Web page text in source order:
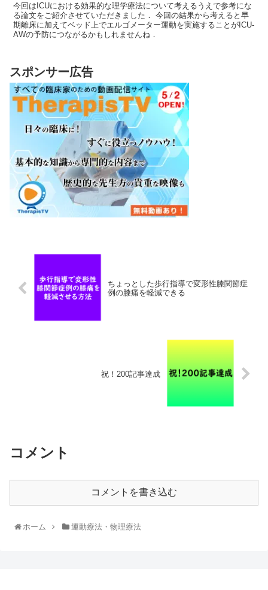
今回はICUにおける効果的な理学療法について考えるうえで参考にな
る論文をご紹介させていただきました． 今回の結果から考えると早
期離床に加えてベッド上でエルゴメーター運動を実施することがICU-
AWの予防につながるかもしれませんね．
スポンサー広告
ちょっとした歩行指導で変形性膝関節症
例の膝痛を軽減できる
祝！200記事達成
コメント
コメントを書き込む
ホーム 運動療法・物理療法